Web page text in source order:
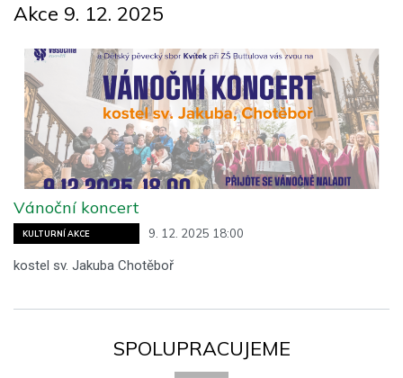
Akce 9. 12. 2025
KULTURNÍ AKCE 9. 12. 2025 18:00
Vánoční koncert
kostel sv. Jakuba Chotěboř
SPOLUPRACUJEME